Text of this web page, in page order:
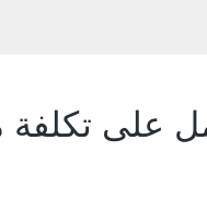
على تكلفة